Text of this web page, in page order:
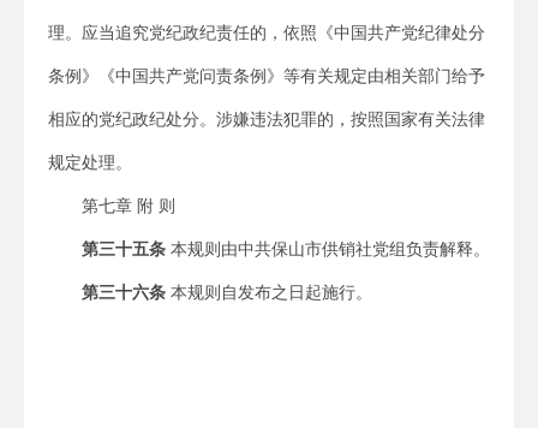
理。应当追究党纪政纪责任的，依照《中国共产党纪律处分
条例》《中国共产党问责条例》等有关规定由相关部门给予
相应的党纪政纪处分。涉嫌违法犯罪的，按照国家有关法律
规定处理。
第七章 附 则
第三十五条 本规则由中共保山市供销社党组负责解释。
第三十六条 本规则自发布之日起施行。